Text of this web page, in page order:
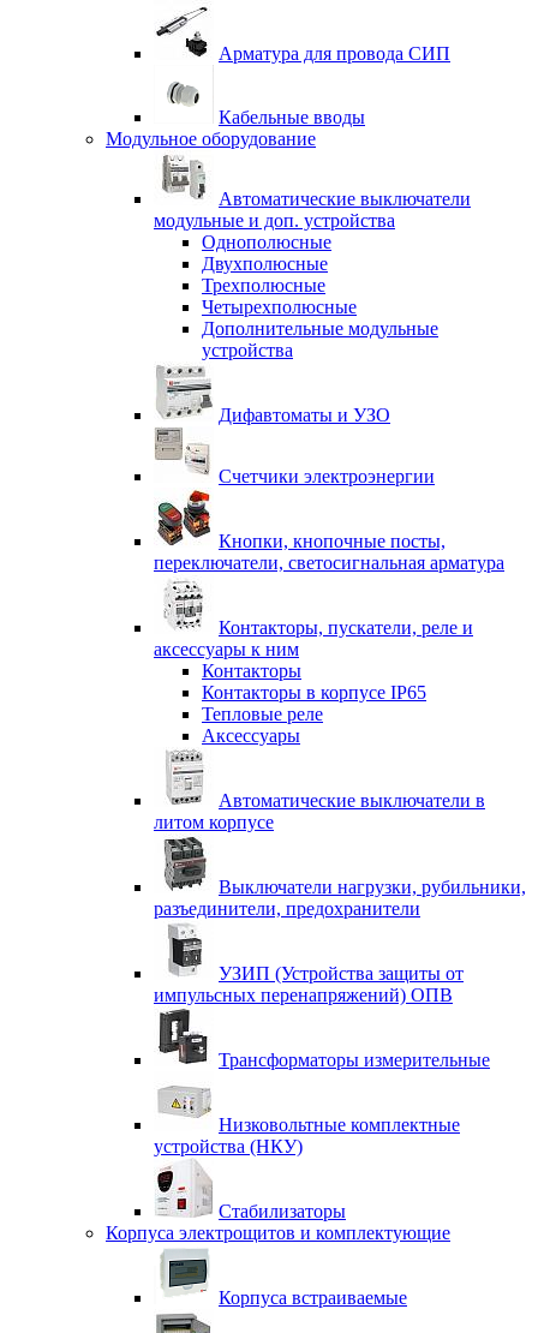
Арматура для провода СИП
Кабельные вводы
Модульное оборудование
Автоматические выключатели
модульные и доп. устройства
Однополюсные
Двухполюсные
Трехполюсные
Четырехполюсные
Дополнительные модульные
устройства
Дифавтоматы и УЗО
Счетчики электроэнергии
Кнопки, кнопочные посты,
переключатели, светосигнальная арматура
Контакторы, пускатели, реле и
аксессуары к ним
Контакторы
Контакторы в корпусе IP65
Тепловые реле
Аксессуары
Автоматические выключатели в
литом корпусе
Выключатели нагрузки, рубильники,
разъединители, предохранители
УЗИП (Устройства защиты от
импульсных перенапряжений) ОПВ
Трансформаторы измерительные
Низковольтные комплектные
устройства (НКУ)
Стабилизаторы
Корпуса электрощитов и комплектующие
Корпуса встраиваемые